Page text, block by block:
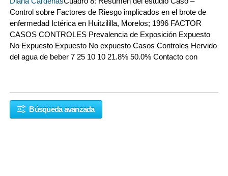
Control sobre Factores de Riesgo implicados en el brote de
enfermedad Ictérica en Huitzililla, Morelos; 1996 FACTOR
CASOS CONTROLES Prevalencia de Exposición Expuesto
No Expuesto Expuesto No expuesto Casos Controles Hervido
del agua de beber 7 25 10 10 21.8% 50.0% Contacto con
Búsqueda avanzada